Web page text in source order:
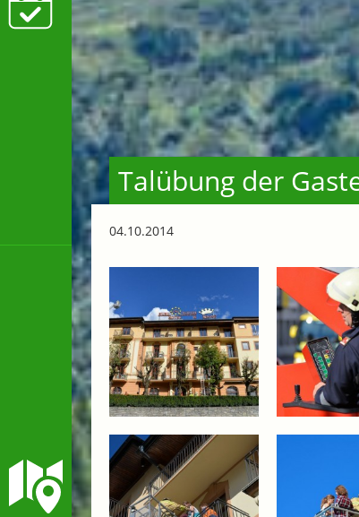
Talübung der
04.10.2014